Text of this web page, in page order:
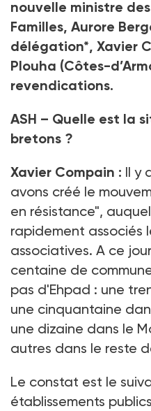
nouvelle ministre
Familles, Aurore
délégation*, Xavier
Plouha (Côtes-
revendications.
ASH – Quelle est la
bretons ?
Xavier Compain : Il y
avons créé le
en résistance",
rapidement associés
associatives. A ce
centaine de
pas d'Ehpad : une
une cinquantaine
une dizaine dans le
autres dans le reste
Le constat est le
établissements